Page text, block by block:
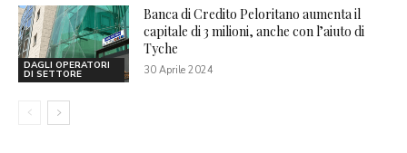
DAGLI OPERATORI
DI SETTORE
Banca di Credito Peloritano aumenta il
capitale di 3 milioni, anche con l’aiuto di
Tyche
30 Aprile 2024